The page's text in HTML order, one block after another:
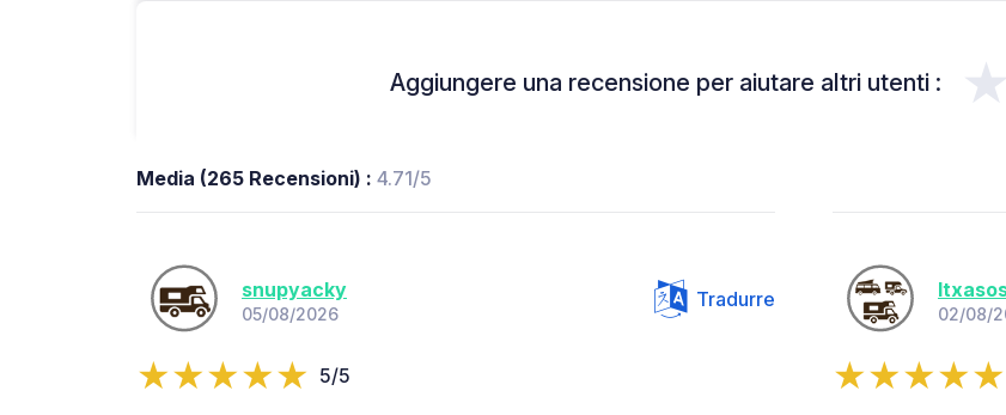
Aggiungere una recensione per aiutare altri utenti :
Media (265 Recensioni) : 4.71/5
snupyacky
05/08/2026
Tradurre
5/5
02/08/